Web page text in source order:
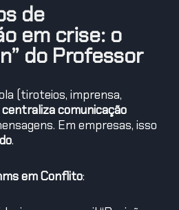
de
em crise: o
do Professor
(tiroteios, imprensa,
centraliza comunicação
Em empresas, isso
.
em Conflito: